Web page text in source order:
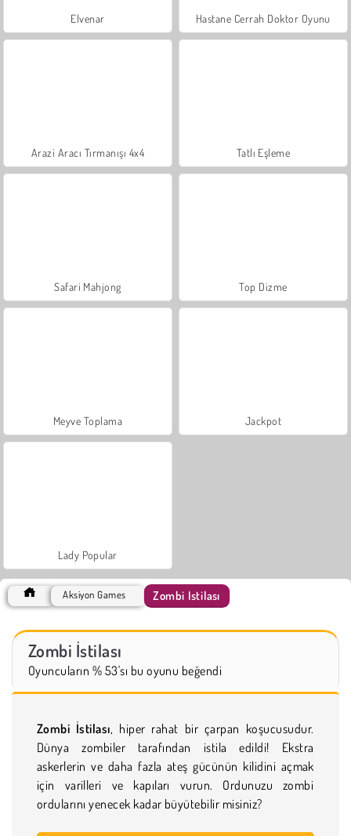
Elvenar Hastane Cerrah Doktor Oyunu
Arazi Aracı Tırmanışı 4x4 Tatlı Eşleme
Safari Mahjong Top Dizme
Meyve Toplama Jackpot
Lady Popular
Aksiyon Games Zombi İstilası
Zombi İstilası
Oyuncuların % 53'sı bu oyunu beğendi
Zombi İstilası, hiper rahat bir çarpan koşucusudur.
Dünya zombiler tarafından istila edildi! Ekstra
askerlerin ve daha fazla ateş gücünün kilidini açmak
için varilleri ve kapıları vurun. Ordunuzu zombi
ordularını yenecek kadar büyütebilir misiniz?